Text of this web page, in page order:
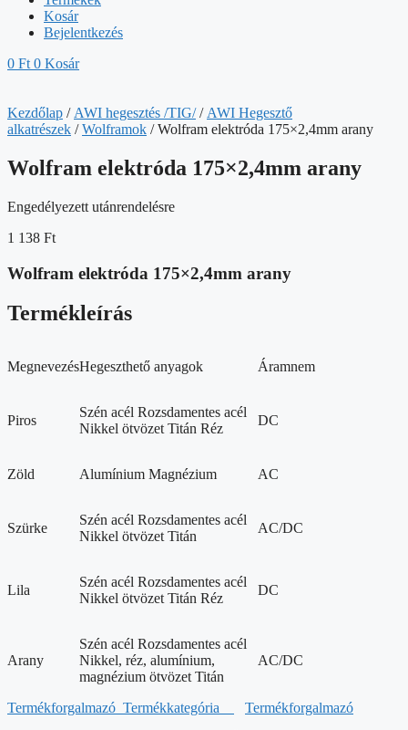
Kosár
Bejelentkezés
0 Ft 0 Kosár
Kezdőlap / AWI hegesztés /TIG// AWI Hegesztő
alkatrészek /Wolframok / Wolfram elektróda 175×2,4mm arany
Wolfram elektróda 175×2,4mm arany
Engedélyezett utánrendelésre
1 138 Ft
Wolfram elektróda 175×2,4mm arany
Termékleírás
MegnevezésHegeszthető anyagok Áramnem
Piros
Szén acél Rozsdamentes acél
Nikkel ötvözet Titán Réz
DC
Zöld Alumínium Magnézium AC
Szürke
Szén acél Rozsdamentes acél
Nikkel ötvözet Titán
AC/DC
Lila
Szén acél Rozsdamentes acél
Nikkel ötvözet Titán Réz
DC
Arany
Szén acél Rozsdamentes acél
Nikkel, réz, alumínium,
magnézium ötvözet Titán
AC/DC
Termékforgalmazó Termékkategória
Termékforgalmazó